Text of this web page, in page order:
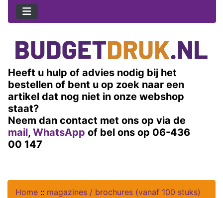
Heeft u hulp of advies nodig bij het
bestellen of bent u op zoek naar een
artikel dat nog niet in onze webshop
staat?
Neem dan contact met ons op via de
mail, WhatsApp of bel ons op 06-436
00 147
Home :: magazines / brochures (vanaf 100 stuks)